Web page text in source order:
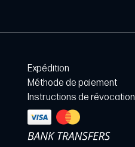
Expédition
Méthode de paiement
Instructions de révocation